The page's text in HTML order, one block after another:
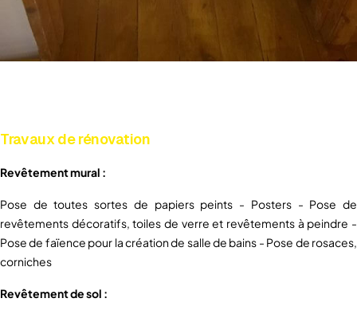
Travaux de rénovation
Revêtement mural :
Pose de toutes sortes de papiers peints - Posters - Pose de
revêtements décoratifs, toiles de verre et revêtements à peindre -
Pose de faïence pour la création de salle de bains - Pose de rosaces,
corniches
Revêtement de sol :